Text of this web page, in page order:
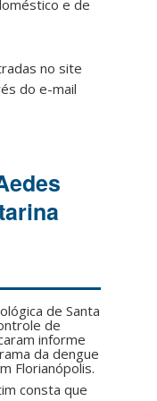
e de
no site
do e-mail
de Santa
de
informe
da dengue
Florianópolis.
consta que